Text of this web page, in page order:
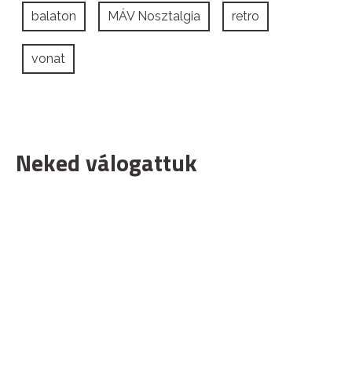
balaton MÁV Nosztalgia retro
vonat
Neked válogattuk